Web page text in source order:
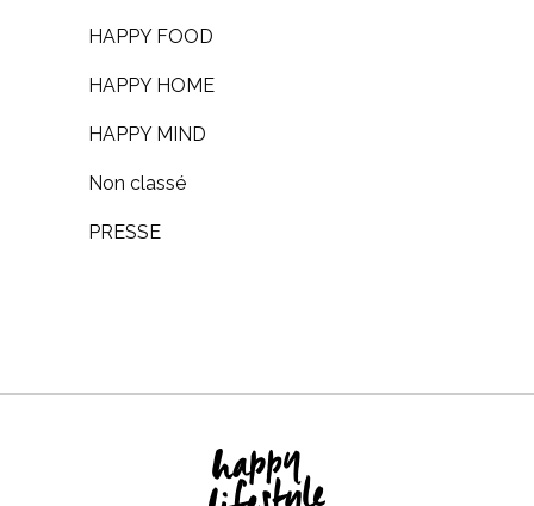
HAPPY FOOD
HAPPY HOME
HAPPY MIND
Non classé
PRESSE